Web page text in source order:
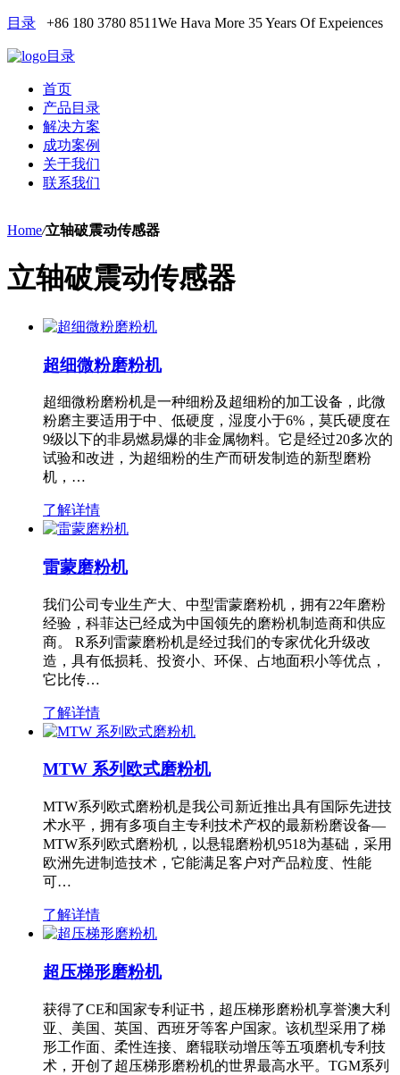
目录 +86 180 3780 8511We Hava More 35 Years Of Expeiences
目录
首页
产品目录
解决方案
成功案例
关于我们
联系我们
Home/立轴破震动传感器
立轴破震动传感器
超细微粉磨粉机
超细微粉磨粉机是一种细粉及超细粉的加工设备，此微
粉磨主要适用于中、低硬度，湿度小于6%，莫氏硬度在
9级以下的非易燃易爆的非金属物料。它是经过20多次的
试验和改进，为超细粉的生产而研发制造的新型磨粉
机，…
了解详情
雷蒙磨粉机
我们公司专业生产大、中型雷蒙磨粉机，拥有22年磨粉
经验，科菲达已经成为中国领先的磨粉机制造商和供应
商。 R系列雷蒙磨粉机是经过我们的专家优化升级改
造，具有低损耗、投资小、环保、占地面积小等优点，
它比传…
了解详情
MTW 系列欧式磨粉机
MTW系列欧式磨粉机是我公司新近推出具有国际先进技
术水平，拥有多项自主专利技术产权的最新粉磨设备—
MTW系列欧式磨粉机，以悬辊磨粉机9518为基础，采用
欧洲先进制造技术，它能满足客户对产品粒度、性能
可…
了解详情
超压梯形磨粉机
获得了CE和国家专利证书，超压梯形磨粉机享誉澳大利
亚、美国、英国、西班牙等客户国家。该机型采用了梯
形工作面、柔性连接、磨辊联动增压等五项磨机专利技
术，开创了超压梯形磨粉机的世界最高水平。TGM系列